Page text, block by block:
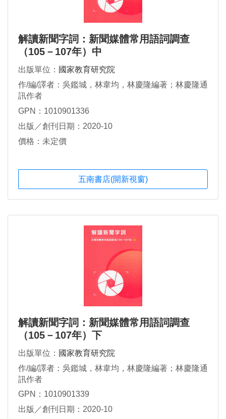
解讀新聞字詞：新聞媒體常用語詞調查
（105－107年）中
出版單位： 國家教育研究院
作/編/譯者：吳鑑城，林韋均，林慶隆編著；林慶隆通
訊作者
GPN：1010901336
出版／創刊日期：2020-10
價格：未定價
五南書店(開新視窗)
解讀新聞字詞：新聞媒體常用語詞調查
（105－107年）下
出版單位： 國家教育研究院
作/編/譯者：吳鑑城，林韋均，林慶隆編著；林慶隆通
訊作者
GPN：1010901339
出版／創刊日期：2020-10